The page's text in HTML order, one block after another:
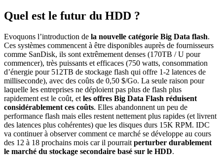
Quel est le futur du HDD ?
Evoquons l’introduction de la nouvelle catégorie Big Data flash.
Ces systèmes commencent à être disponibles auprès de fournisseurs
comme SanDisk, ils sont extrêmement denses (170TB / U pour
commencer), très puissants et efficaces (750 watts, consommation
d’énergie pour 512TB de stockage flash qui offre 1-2 latences de
milliseconde), avec des coûts de 0,50 $/Go. La seule raison pour
laquelle les entreprises ne déploient pas plus de flash plus
rapidement est le coût, et les offres Big Data Flash réduisent
considérablement ces coûts. Elles abandonnent un peu de
performance flash mais elles restent nettement plus rapides (et livrent
des latences plus cohérentes) que les disques durs 15K RPM. IDC
va continuer à observer comment ce marché se développe au cours
des 12 à 18 prochains mois car il pourrait perturber durablement
le marché du stockage secondaire basé sur le HDD.